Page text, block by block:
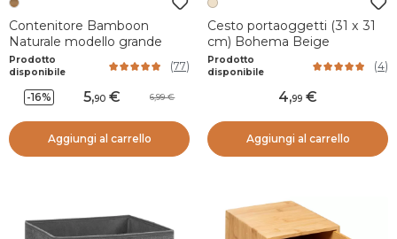
Contenitore Bamboon
Naturale modello grande
Prodotto
disponibile
(77)
-16% 5,90 6,99
Aggiungi al carrello
Cesto portaoggetti (31 x 31
cm) Bohema Beige
Prodotto
disponibile
(4)
4,99
Aggiungi al carrello